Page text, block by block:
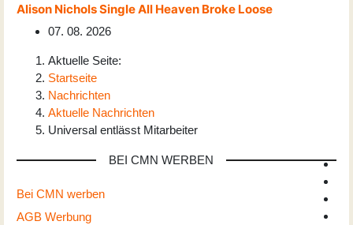
Alison Nichols Single All Heaven Broke Loose
07. 08. 2026
Aktuelle Seite:
Startseite
Nachrichten
Aktuelle Nachrichten
Universal entlässt Mitarbeiter
BEI CMN WERBEN
Bei CMN werben
AGB Werbung